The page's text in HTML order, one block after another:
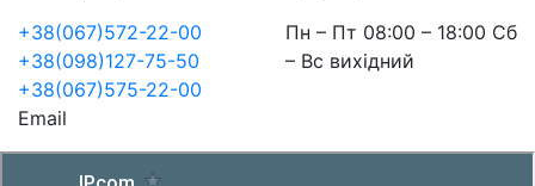
+38(067)572-22-00
+38(098)127-75-50
+38(067)575-22-00
Пн – Пт 08:00 – 18:00 Сб
– Вс вихідний
Email